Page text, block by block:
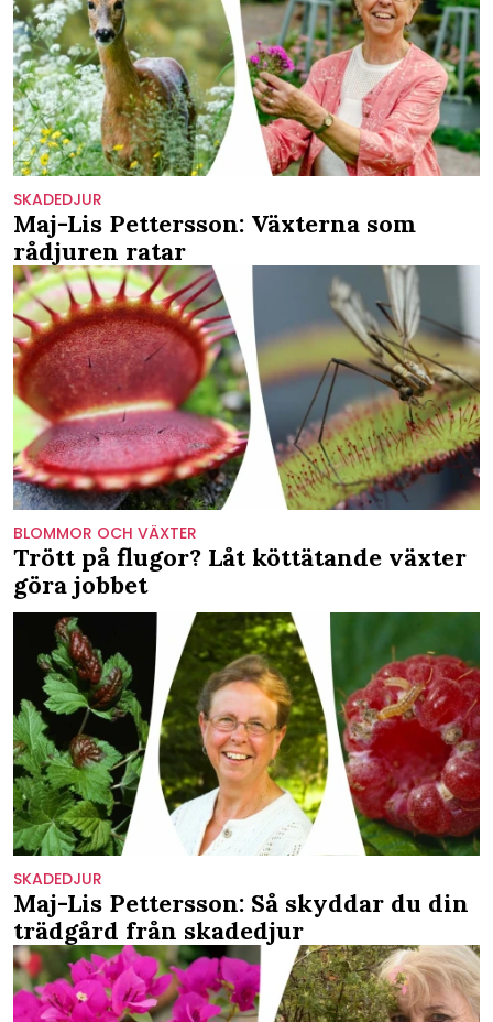
SKADEDJUR
Maj-Lis Pettersson: Växterna som
rådjuren ratar
BLOMMOR OCH VÄXTER
Trött på flugor? Låt köttätande växter
göra jobbet
SKADEDJUR
Maj-Lis Pettersson: Så skyddar du din
trädgård från skadedjur